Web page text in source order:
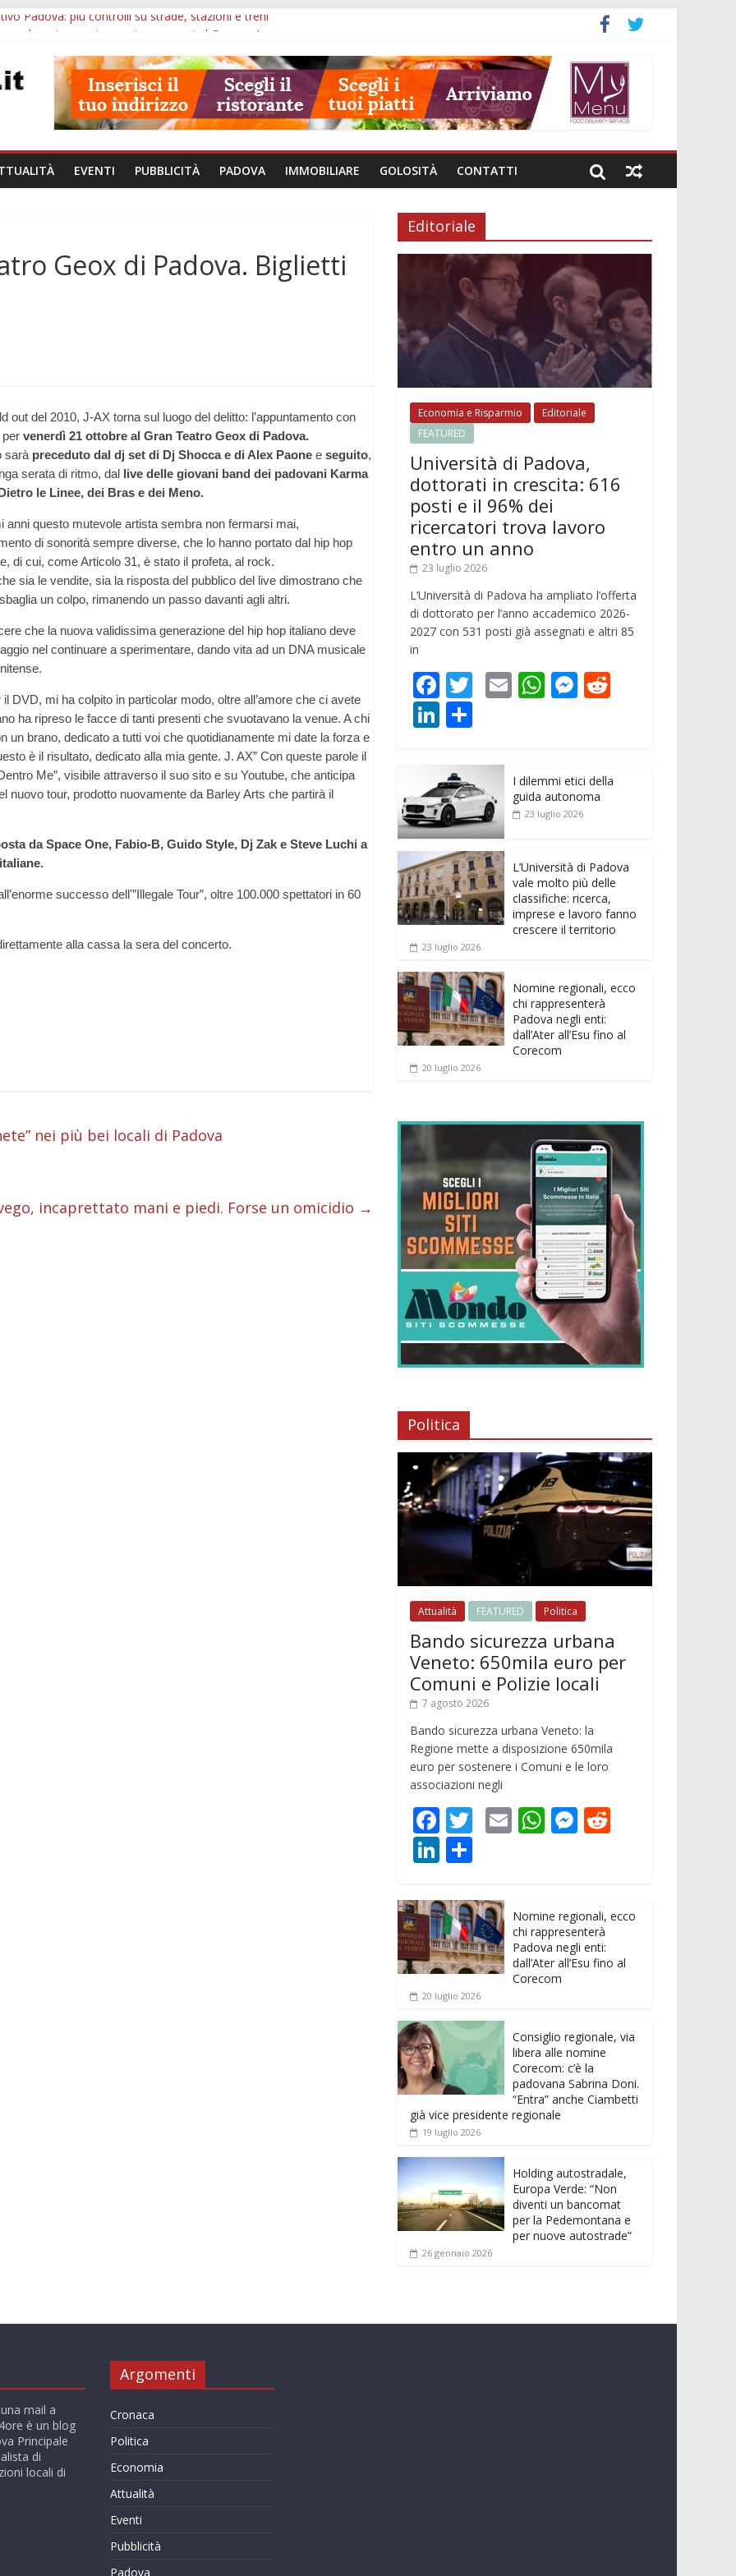
Padova: più controlli su strade, stazioni e treni
ore 10: censimento a Monselice, arresto antidroga e siccità
ore 23: maltrattamenti, arresto a Limena e progetto Cool Shop
Veneto: 650mila euro per Comuni e Polizie locali
EVENTI PUBBLICITÀ PADOVA IMMOBILIARE GOLOSITÀ CONTATTI
Geox di Padova. Biglietti
out del 2010, J-AX torna sul luogo del delitto: l’appuntamento con
per venerdì 21 ottobre al Gran Teatro Geox di Padova.
sarà preceduto dal dj set di Dj Shocca e di Alex Paone e seguito,
serata di ritmo, dal live delle giovani band dei padovani Karma
le Linee, dei Bras e dei Meno.
anni questo mutevole artista sembra non fermarsi mai,
di sonorità sempre diverse, che lo hanno portato dal hip hop
di cui, come Articolo 31, è stato il profeta, al rock.
sia le vendite, sia la risposta del pubblico del live dimostrano che
un colpo, rimanendo un passo davanti agli altri.
che la nuova validissima generazione del hip hop italiano deve
nel continuare a sperimentare, dando vita ad un DNA musicale
DVD, mi ha colpito in particolar modo, oltre all’amore che ci avete
ha ripreso le facce di tanti presenti che svuotavano la venue. A chi
brano, dedicato a tutti voi che quotidianamente mi date la forza e
è il risultato, dedicato alla mia gente. J. AX” Con queste parole il
Me”, visibile attraverso il suo sito e su Youtube, che anticipa
nuovo tour, prodotto nuovamente da Barley Arts che partirà il
da Space One, Fabio-B, Guido Style, Dj Zak e Steve Luchi a
successo dell'”Illegale Tour”, oltre 100.000 spettatori in 60
alla cassa la sera del concerto.
nei più bei locali di Padova
incaprettato mani e piedi. Forse un omicidio →
Editoriale
Economia e Risparmio
Editoriale
FEATURED
Università di Padova,
dottorati in crescita: 616
posti e il 96% dei
ricercatori trova lavoro
entro un anno
23 luglio 2026
L’Università di Padova ha ampliato l’offerta
di dottorato per l’anno accademico 2026-
2027 con 531 posti già assegnati e altri 85
in
F
ac
e
b
o
o
k
T
er
E W
A
p
M
n
g
t
Li
k
e
dI
n
n
di
vi
di
I dilemmi etici della
guida autonoma
23 luglio 2026
L’Università di Padova
vale molto più delle
classifiche: ricerca,
imprese e lavoro fanno
crescere il territorio
23 luglio 2026
Nomine regionali, ecco
chi rappresenterà
Padova negli enti:
dall’Ater all’Esu fino al
Corecom
20 luglio 2026
Politica
Attualità FEATURED Politica
Bando sicurezza urbana
Veneto: 650mila euro per
Comuni e Polizie locali
7 agosto 2026
Bando sicurezza urbana Veneto: la
Regione mette a disposizione 650mila
euro per sostenere i Comuni e le loro
associazioni negli
F
ac
e
b
o
o
k
T
er
E W
A
p
p
M
n
g
er
t
Li
k
e
dI
n
n
di
vi
di
Nomine regionali, ecco
chi rappresenterà
Padova negli enti:
dall’Ater all’Esu fino al
Corecom
20 luglio 2026
Consiglio regionale, via
libera alle nomine
Corecom: c’è la
padovana Sabrina Doni.
“Entra” anche Ciambetti
già vice presidente regionale
19 luglio 2026
Holding autostradale,
Europa Verde: “Non
diventi un bancomat
per la Pedemontana e
per nuove autostrade”
26 gennaio 2026
mail a
è un blog
Principale
di
locali di
Argomenti
Cronaca
Politica
Economia
Attualità
Eventi
Pubblicità
Padova